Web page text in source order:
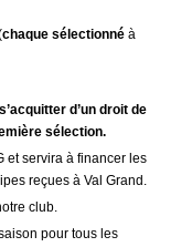
chaque sélectionné à
d’un droit de
sélection.
et servira à financer les
reçues à Val Grand.
club.
pour tous les